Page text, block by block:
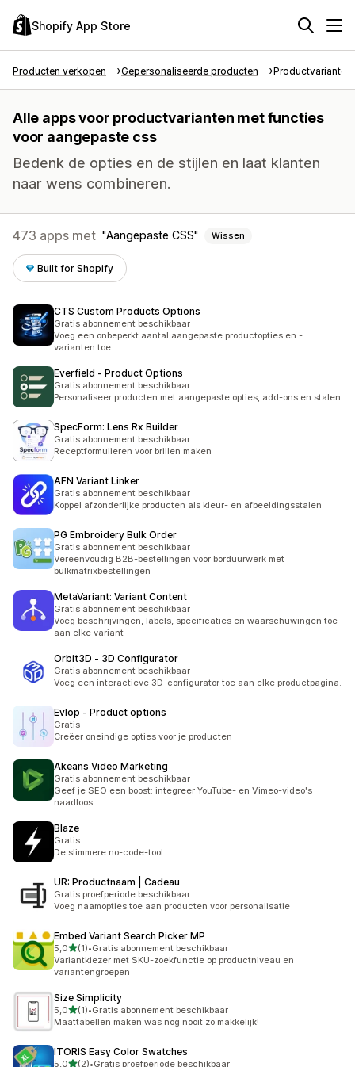
Shopify App Store
Producten verkopen Gepersonaliseerde producten Productvarianten
Alle apps voor productvarianten met functies
voor aangepaste css
Bedenk de opties en de stijlen en laat klanten
naar wens combineren.
473 apps met Aangepaste CSS Wissen
Built for Shopify
CTS Custom Products Options
Gratis abonnement beschikbaar
Voeg een onbeperkt aantal aangepaste productopties en -
varianten toe
Everfield ‑ Product Options
Gratis abonnement beschikbaar
Personaliseer producten met aangepaste opties, add-ons en stalen
SpecForm: Lens Rx Builder
Gratis abonnement beschikbaar
Receptformulieren voor brillen maken
AFN Variant Linker
Gratis abonnement beschikbaar
Koppel afzonderlijke producten als kleur- en afbeeldingsstalen
PG Embroidery Bulk Order
Gratis abonnement beschikbaar
Vereenvoudig B2B-bestellingen voor borduurwerk met
bulkmatrixbestellingen
MetaVariant: Variant Content
Gratis abonnement beschikbaar
Voeg beschrijvingen, labels, specificaties en waarschuwingen toe
aan elke variant
Orbit3D ‑ 3D Configurator
Gratis abonnement beschikbaar
Voeg een interactieve 3D-configurator toe aan elke productpagina.
Evlop ‑ Product options
Gratis
Creëer oneindige opties voor je producten
Akeans Video Marketing
Gratis abonnement beschikbaar
Geef je SEO een boost: integreer YouTube- en Vimeo-video's
naadloos
Blaze
Gratis
De slimmere no-code-tool
UR: Productnaam | Cadeau
Gratis proefperiode beschikbaar
Voeg naamopties toe aan producten voor personalisatie
Embed Variant Search Picker MP
5,0van 5 sterren
(1)
1 recensies in totaal
•Gratis abonnement beschikbaar
Variantkiezer met SKU-zoekfunctie op productniveau en
variantengroepen
Size Simplicity
5,0van 5 sterren
(1)
1 recensies in totaal
•Gratis abonnement beschikbaar
Maattabellen maken was nog nooit zo makkelijk!
ITORIS Easy Color Swatches
5,0van 5 sterren
(2)•Gratis proefperiode beschikbaar